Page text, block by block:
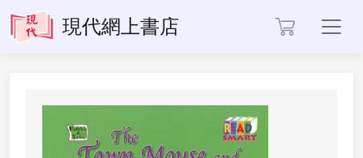
現代網上書店